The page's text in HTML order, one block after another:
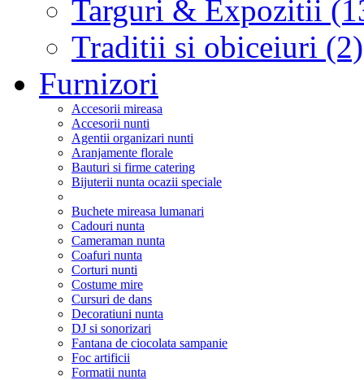
Targuri & Expozitii
Traditii si obiceiuri (2)
Furnizori
Accesorii mireasa
Accesorii nunti
Agentii organizari nunti
Aranjamente florale
Bauturi si firme catering
Bijuterii nunta ocazii speciale
Buchete mireasa lumanari
Cadouri nunta
Cameraman nunta
Coafuri nunta
Corturi nunti
Costume mire
Cursuri de dans
Decoratiuni nunta
DJ si sonorizari
Fantana de ciocolata sampanie
Foc artificii
Formatii nunta